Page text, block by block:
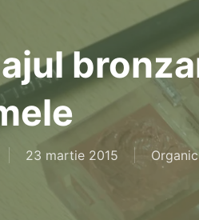
23 martie 2015